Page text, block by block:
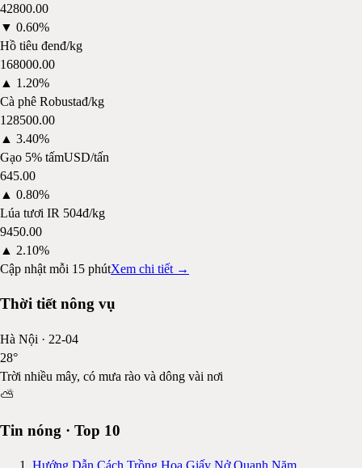
42800.00
▼ 0.60%
Hồ tiêu đenđ/kg
168000.00
▲ 1.20%
Cà phê Robustađ/kg
128500.00
▲ 3.40%
Gạo 5% tấmUSD/tấn
645.00
▲ 0.80%
Lúa tươi IR 504đ/kg
9450.00
▲ 2.10%
Cập nhật mỗi 15 phútXem chi tiết →
Thời tiết nông vụ
Hà Nội · 22-04
28°
Trời nhiều mây, có mưa rào và dông vài nơi
⛅
Tin nóng · Top 10